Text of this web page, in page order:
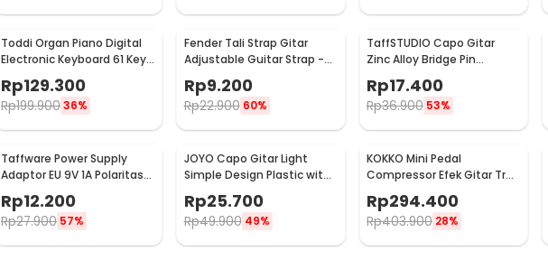
Toddi Organ Piano Digital
Electronic Keyboard 61 Keys
- MQ-6106
Rp129.300
Rp199.90036%
Fender Tali Strap Gitar
Adjustable Guitar Strap -
Rp9.200
Rp22.900 60%
TaffSTUDIO Capo Gitar
Zinc Alloy Bridge Pin
Remover - QBJ
Rp17.400
Rp36.900 53%
Taffware Power Supply
Adaptor EU 9V 1A Polaritas
Center Positif - YErY-0910
Rp12.200
Rp27.900 57%
JOYO Capo Gitar Light
Simple Design Plastic with
Pick - JCP-01
Rp25.700
Rp49.900 49%
KOKKO Mini Pedal
Compressor Efek Gitar True
Bypass 9V - FCP-2
Rp294.400
Rp403.900 28%